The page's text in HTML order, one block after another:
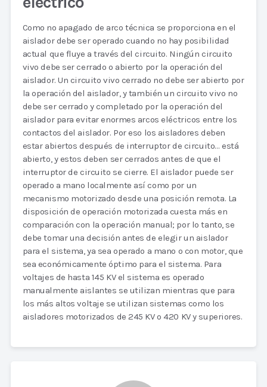
Como no apagado de arco técnica se proporciona en el
aislador debe ser operado cuando no hay posibilidad
actual que fluye a través del circuito. Ningún circuito
vivo debe ser cerrado o abierto por la operación del
aislador. Un circuito vivo cerrado no debe ser abierto por
la operación del aislador, y también un circuito vivo no
debe ser cerrado y completado por la operación del
aislador para evitar enormes arcos eléctricos entre los
contactos del aislador. Por eso los aisladores deben
estar abiertos después de interruptor de circuito… está
abierto, y estos deben ser cerrados antes de que el
interruptor de circuito se cierre. El aislador puede ser
operado a mano localmente así como por un
mecanismo motorizado desde una posición remota. La
disposición de operación motorizada cuesta más en
comparación con la operación manual; por lo tanto, se
debe tomar una decisión antes de elegir un aislador
para el sistema, ya sea operado a mano o con motor, que
sea económicamente óptimo para el sistema. Para
voltajes de hasta 145 KV el sistema es operado
manualmente aislantes se utilizan mientras que para
los más altos voltaje se utilizan sistemas como los
aisladores motorizados de 245 KV o 420 KV y superiores.